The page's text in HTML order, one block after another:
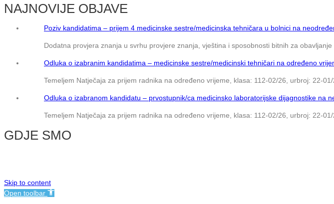
NAJNOVIJE OBJAVE
Poziv kandidatima – prijem 4 medicinske sestre/medicinska tehničara u bolnici na
Dodatna provjera znanja u svrhu provjere znanja, vještina i sposobnosti bitnih za obavljanje
Odluka o izabranim kandidatima – medicinske sestre/medicinski tehničari na određeno
Temeljem Natječaja za prijem radnika na određeno vrijeme, klasa: 112-02/26, urbroj: 22-
Odluka o izabranom kandidatu – prvostupnik/ca medicinsko laboratorijske dijagnostike na
Temeljem Natječaja za prijem radnika na određeno vrijeme, klasa: 112-02/26, urbroj: 22-
GDJE SMO
Skip to content
Open toolbar